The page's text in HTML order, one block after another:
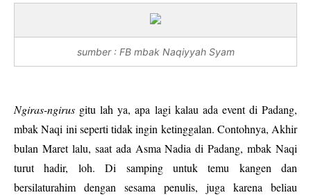
sumber : FB mbak Naqiyyah Syam
Ngiras-ngirus gitu lah ya, apa lagi kalau ada event di Padang,
mbak Naqi ini seperti tidak ingin ketinggalan. Contohnya, Akhir
bulan Maret lalu, saat ada Asma Nadia di Padang, mbak Naqi
turut hadir, loh. Di samping untuk temu kangen dan
bersilaturahim dengan sesama penulis, juga karena beliau